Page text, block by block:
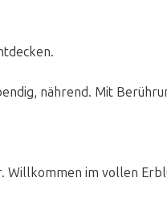
nährend. Mit
Willkommen im vollen